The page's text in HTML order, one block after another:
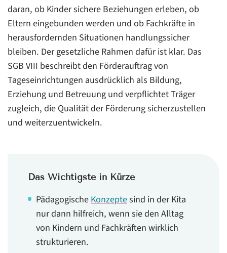
Wenn Kinder irritieren, braucht es Konzepte statt
Schnellurteile
Elternarbeit gehört in jedes tragfähige pädagogische
Konzept
Fazit: Woran gute pädagogische Konzepte in der Kita
zu erkennen sind
daran, ob Kinder sichere Beziehungen erleben, ob
Eltern eingebunden werden und ob Fachkräfte in
herausfordernden Situationen handlungssicher
bleiben. Der gesetzliche Rahmen dafür ist klar. Das
SGB VIII beschreibt den Förderauftrag von
Tageseinrichtungen ausdrücklich als Bildung,
Erziehung und Betreuung und verpflichtet Träger
zugleich, die Qualität der Förderung sicherzustellen
und weiterzuentwickeln.
Das Wichtigste in Kürze
PädagogischeKonzeptesind in der Kita
nur dann hilfreich, wenn sie den Alltag
von Kindern und Fachkräften wirklich
strukturieren.